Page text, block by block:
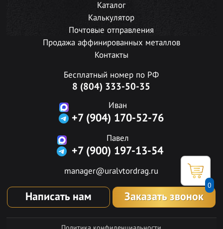
0
Каталог
Калькулятор
Почтовые отправления
Продажа аффинированных металлов
Контакты
Бесплатный номер по РФ
8 (804) 333-50-35
Иван
+7 (904) 170-52-76
Павел
+7 (900) 197-13-54
manager@uralvtordrag.ru
Написать нам Заказать звонок